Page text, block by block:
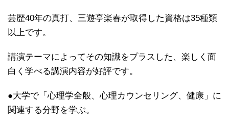
芸歴40年の真打、三遊亭楽春が取得した資格は35種類
以上です。
講演テーマによってその知識をプラスした、楽しく面
白く学べる講演内容が好評です。
●大学で「心理学全般、心理カウンセリング、健康」に
関連する分野を学ぶ。